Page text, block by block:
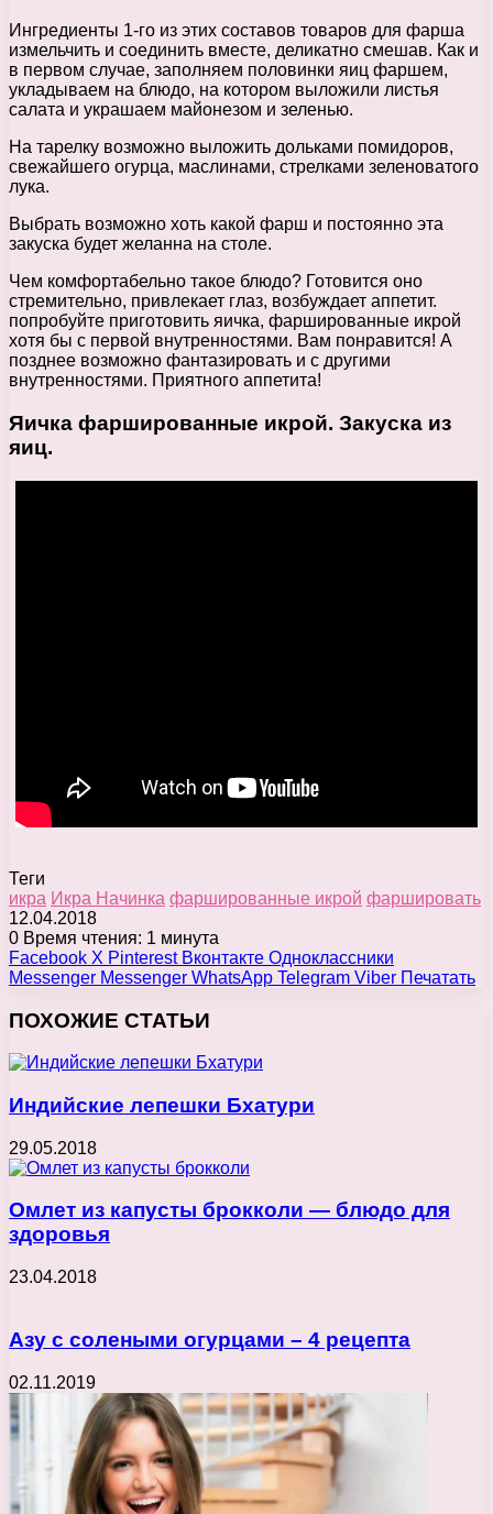
Ингредиенты 1-го из этих составов товаров для фарша
измельчить и соединить вместе, деликатно смешав. Как и
в первом случае, заполняем половинки яиц фаршем,
укладываем на блюдо, на котором выложили листья
салата и украшаем майонезом и зеленью.
На тарелку возможно выложить дольками помидоров,
свежайшего огурца, маслинами, стрелками зеленоватого
лука.
Выбрать возможно хоть какой фарш и постоянно эта
закуска будет желанна на столе.
Чем комфортабельно такое блюдо? Готовится оно
стремительно, привлекает глаз, возбуждает аппетит.
попробуйте приготовить яичка, фаршированные икрой
хотя бы с первой внутренностями. Вам понравится! А
позднее возможно фантазировать и с другими
внутренностями. Приятного аппетита!
Яичка фаршированные икрой. Закуска из
яиц.
Теги
икра Икра Начинка фаршированные икрой фаршировать
12.04.2018
0 Время чтения: 1 минута
Facebook X Pinterest Вконтакте Одноклассники
Messenger Messenger WhatsApp Telegram Viber Печатать
ПОХОЖИЕ СТАТЬИ
Индийские лепешки Бхатури
29.05.2018
Омлет из капусты брокколи — блюдо для
здоровья
23.04.2018
Азу с солеными огурцами – 4 рецепта
02.11.2019